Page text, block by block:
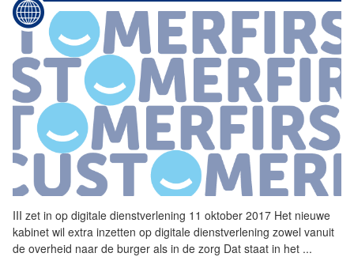
III zet in op digitale dienstverlening 11 oktober 2017 Het nieuwe
kabinet wil extra inzetten op digitale dienstverlening zowel vanuit
de overheid naar de burger als in de zorg Dat staat in het ...